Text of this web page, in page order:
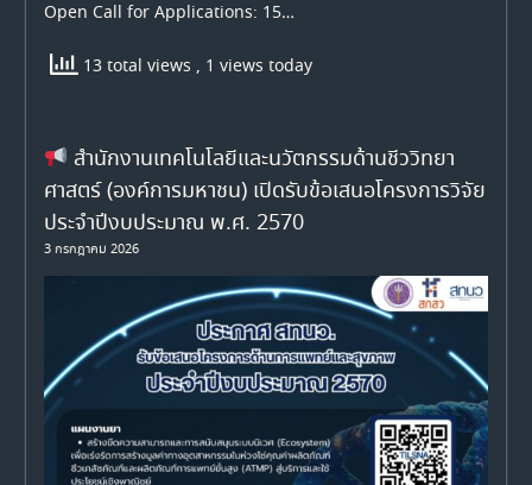
Open Call for Applications: 15…
13 total views , 1 views today
สำนักงานเทคโนโลยีและนวัตกรรมด้านชีววิทยา
ศาสตร์ (องค์การมหาชน) เปิดรับข้อเสนอโครงการวิจัย
ประจำปีงบประมาณ พ.ศ. 2570
3 กรกฎาคม 2026